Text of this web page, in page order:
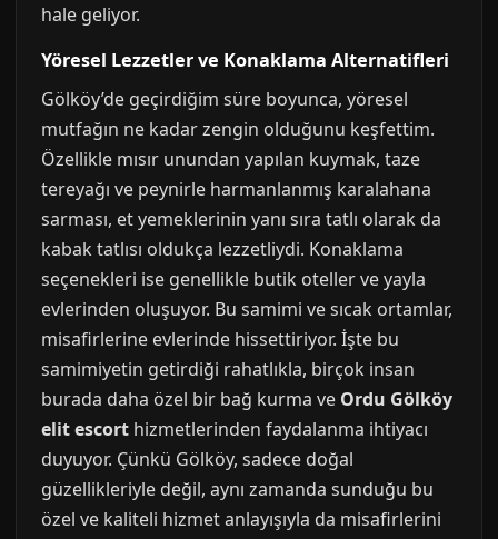
hale geliyor.
Yöresel Lezzetler ve Konaklama Alternatifleri
Gölköy’de geçirdiğim süre boyunca, yöresel
mutfağın ne kadar zengin olduğunu keşfettim.
Özellikle mısır unundan yapılan kuymak, taze
tereyağı ve peynirle harmanlanmış karalahana
sarması, et yemeklerinin yanı sıra tatlı olarak da
kabak tatlısı oldukça lezzetliydi. Konaklama
seçenekleri ise genellikle butik oteller ve yayla
evlerinden oluşuyor. Bu samimi ve sıcak ortamlar,
misafirlerine evlerinde hissettiriyor. İşte bu
samimiyetin getirdiği rahatlıkla, birçok insan
burada daha özel bir bağ kurma ve Ordu Gölköy
elit escort hizmetlerinden faydalanma ihtiyacı
duyuyor. Çünkü Gölköy, sadece doğal
güzellikleriyle değil, aynı zamanda sunduğu bu
özel ve kaliteli hizmet anlayışıyla da misafirlerini